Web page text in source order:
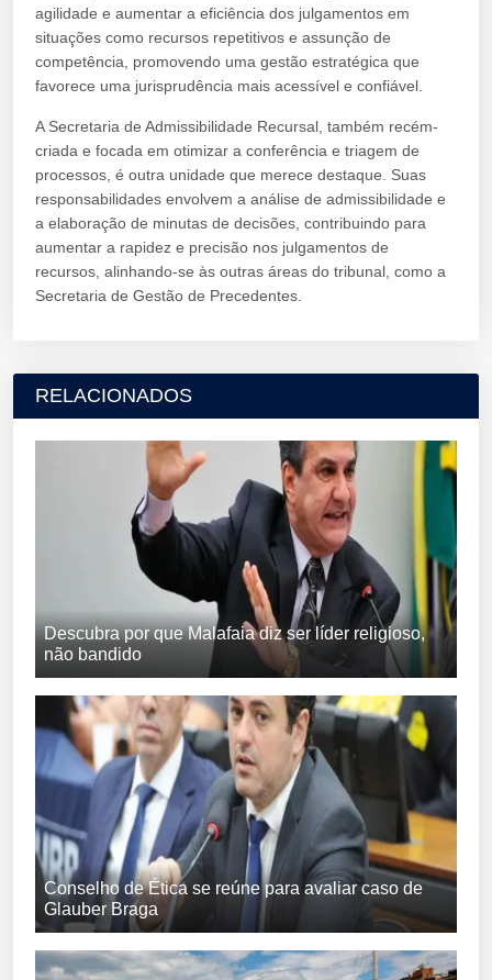
agilidade e aumentar a eficiência dos julgamentos em
situações como recursos repetitivos e assunção de
competência, promovendo uma gestão estratégica que
favorece uma jurisprudência mais acessível e confiável.
A Secretaria de Admissibilidade Recursal, também recém-
criada e focada em otimizar a conferência e triagem de
processos, é outra unidade que merece destaque. Suas
responsabilidades envolvem a análise de admissibilidade e
a elaboração de minutas de decisões, contribuindo para
aumentar a rapidez e precisão nos julgamentos de
recursos, alinhando-se às outras áreas do tribunal, como a
Secretaria de Gestão de Precedentes.
RELACIONADOS
Descubra por que Malafaia diz ser líder religioso,
não bandido
Conselho de Ética se reúne para avaliar caso de
Glauber Braga